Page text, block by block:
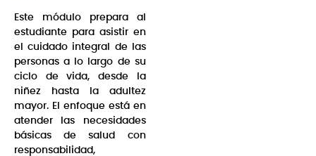
Este módulo prepara al
estudiante para asistir en
el cuidado integral de las
personas a lo largo de su
ciclo de vida, desde la
niñez hasta la adultez
mayor. El enfoque está en
atender las necesidades
básicas de salud con
responsabilidad,